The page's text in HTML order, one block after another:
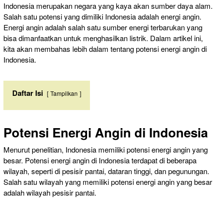
Indonesia merupakan negara yang kaya akan sumber daya alam.
Salah satu potensi yang dimiliki Indonesia adalah energi angin.
Energi angin adalah salah satu sumber energi terbarukan yang
bisa dimanfaatkan untuk menghasilkan listrik. Dalam artikel ini,
kita akan membahas lebih dalam tentang potensi energi angin di
Indonesia.
Daftar Isi Tampilkan
Potensi Energi Angin di Indonesia
Menurut penelitian, Indonesia memiliki potensi energi angin yang
besar. Potensi energi angin di Indonesia terdapat di beberapa
wilayah, seperti di pesisir pantai, dataran tinggi, dan pegunungan.
Salah satu wilayah yang memiliki potensi energi angin yang besar
adalah wilayah pesisir pantai.